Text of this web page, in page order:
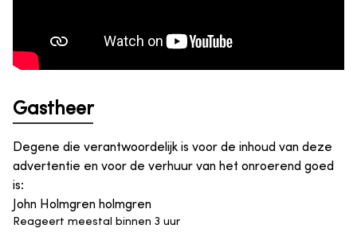
Gastheer
Degene die verantwoordelijk is voor de inhoud van deze
advertentie en voor de verhuur van het onroerend goed
is:
John Holmgren holmgren
Reageert meestal binnen 3 uur